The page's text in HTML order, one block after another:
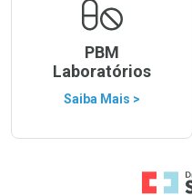
PBM
Laboratórios
Saiba Mais >
Ir para